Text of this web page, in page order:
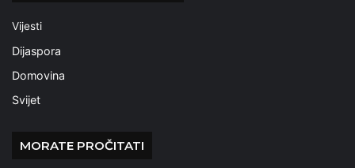
Vijesti
Dijaspora
Domovina
Svijet
MORATE PROČITATI